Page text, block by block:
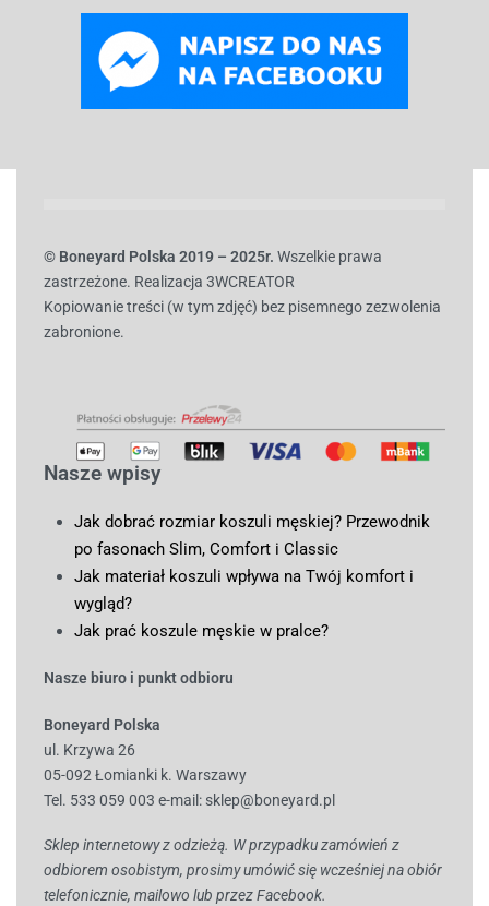
© Boneyard Polska 2019 – 2025r. Wszelkie prawa
zastrzeżone. Realizacja 3WCREATOR
Kopiowanie treści (w tym zdjęć) bez pisemnego zezwolenia
zabronione.
Nasze wpisy
Jak dobrać rozmiar koszuli męskiej? Przewodnik
po fasonach Slim, Comfort i Classic
Jak materiał koszuli wpływa na Twój komfort i
wygląd?
Jak prać koszule męskie w pralce?
Nasze biuro i punkt odbioru
Boneyard Polska
ul. Krzywa 26
05-092 Łomianki k. Warszawy
Tel. 533 059 003 e-mail: sklep@boneyard.pl
Sklep internetowy z odzieżą. W przypadku zamówień z
odbiorem osobistym, prosimy umówić się wcześniej na obiór
telefonicznie, mailowo lub przez Facebook.